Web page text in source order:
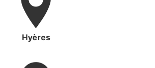
Hyères